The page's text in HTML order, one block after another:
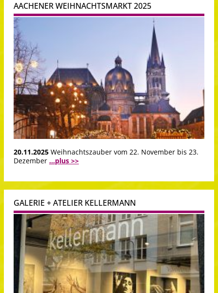
AACHENER WEIHNACHTSMARKT 2025
20.11.2025 Weihnachtszauber vom 22. November bis 23.
Dezember ...plus >>
GALERIE + ATELIER KELLERMANN